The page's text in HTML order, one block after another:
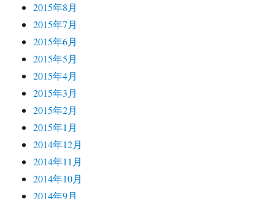
2015年8月
2015年7月
2015年6月
2015年5月
2015年4月
2015年3月
2015年2月
2015年1月
2014年12月
2014年11月
2014年10月
2014年9月